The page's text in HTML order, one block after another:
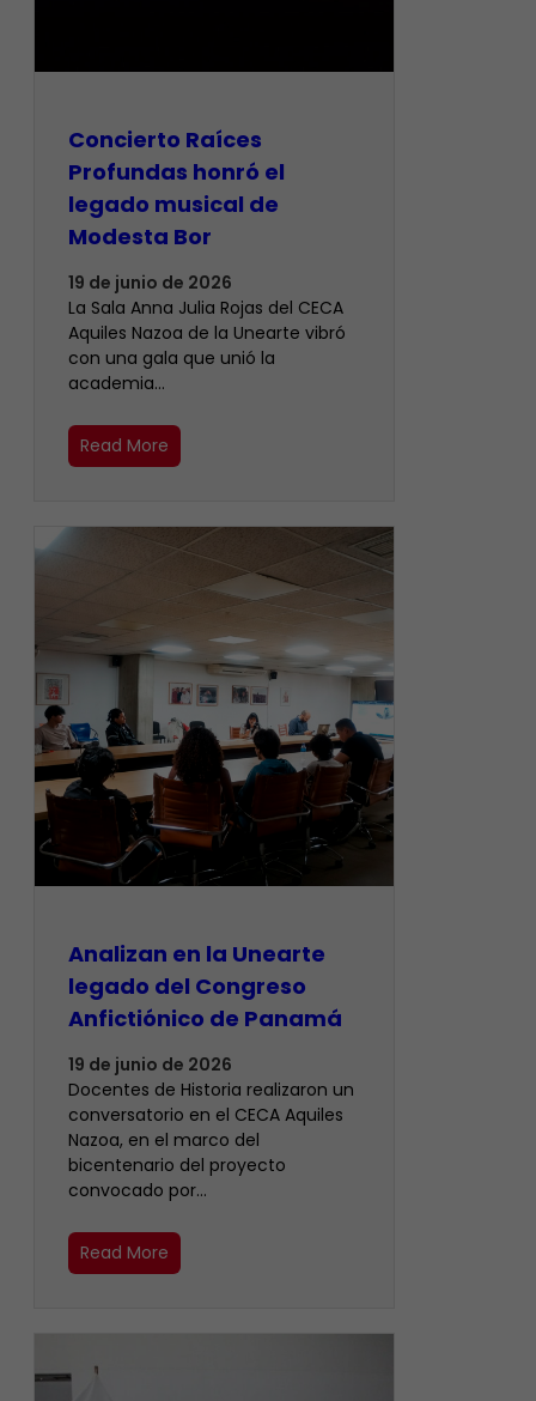
​Concierto Raíces
Profundas honró el
legado musical de
Modesta Bor
19 de junio de 2026
La Sala Anna Julia Rojas del CECA
Aquiles Nazoa de la Unearte vibró
con una gala que unió la
academia…
Read More
Analizan en la Unearte
legado del Congreso
Anfictiónico de Panamá
19 de junio de 2026
Docentes de Historia realizaron un
conversatorio en el CECA Aquiles
Nazoa, en el marco del
bicentenario del proyecto
convocado por…
Read More